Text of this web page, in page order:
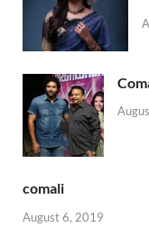
comali
August 6, 2019